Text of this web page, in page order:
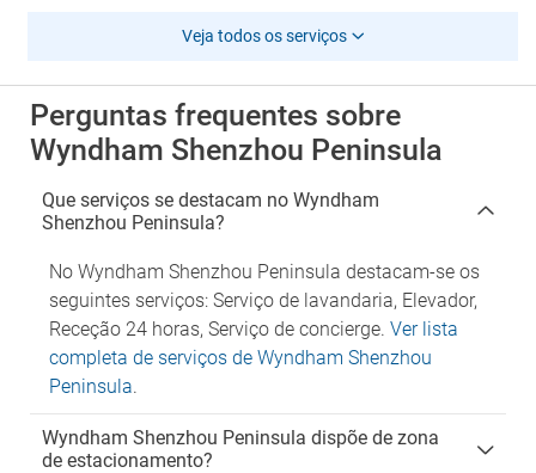
Veja todos os serviços
Perguntas frequentes sobre
Wyndham Shenzhou Peninsula
Que serviços se destacam no Wyndham
Shenzhou Peninsula?
No Wyndham Shenzhou Peninsula destacam-se os
seguintes serviços: Serviço de lavandaria, Elevador,
Receção 24 horas, Serviço de concierge. Ver lista
completa de serviços de Wyndham Shenzhou
Peninsula.
Wyndham Shenzhou Peninsula dispõe de zona
de estacionamento?